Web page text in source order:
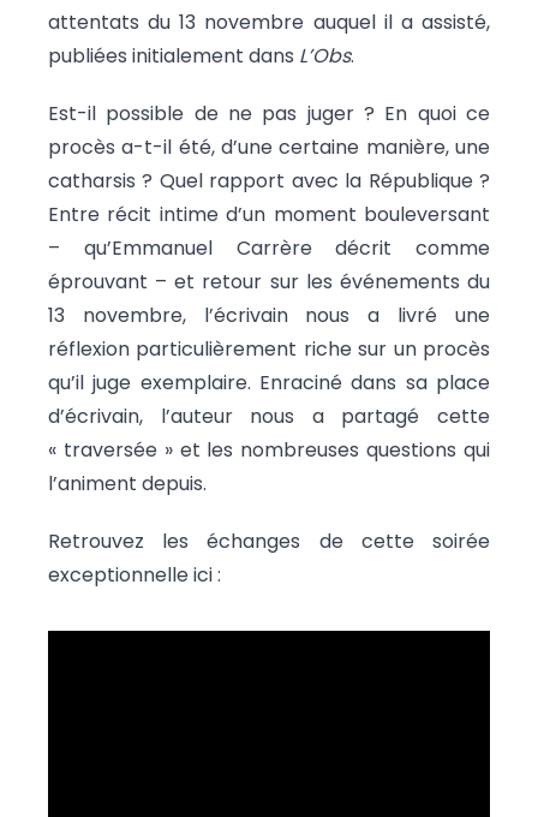
attentats du 13 novembre auquel il a assisté,
publiées initialement dans L’Obs.
Est-il possible de ne pas juger ? En quoi ce
procès a-t-il été, d’une certaine manière, une
catharsis ? Quel rapport avec la République ?
Entre récit intime d’un moment bouleversant
– qu’Emmanuel Carrère décrit comme
éprouvant – et retour sur les événements du
13 novembre, l’écrivain nous a livré une
réflexion particulièrement riche sur un procès
qu’il juge exemplaire. Enraciné dans sa place
d’écrivain, l’auteur nous a partagé cette
« traversée » et les nombreuses questions qui
l’animent depuis.
Retrouvez les échanges de cette soirée
exceptionnelle ici :